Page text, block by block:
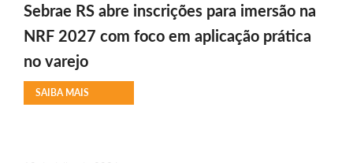
Sebrae RS abre inscrições para imersão na
NRF 2027 com foco em aplicação prática
no varejo
SAIBA MAIS